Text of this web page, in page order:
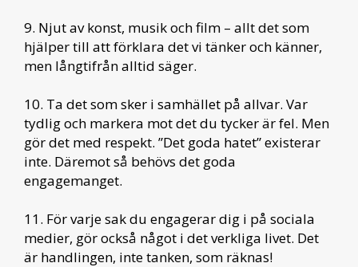
9. Njut av konst, musik och film – allt det som
hjälper till att förklara det vi tänker och känner,
men långtifrån alltid säger.
10. Ta det som sker i samhället på allvar. Var
tydlig och markera mot det du tycker är fel. Men
gör det med respekt. ”Det goda hatet” existerar
inte. Däremot så behövs det goda
engagemanget.
11. För varje sak du engagerar dig i på sociala
medier, gör också något i det verkliga livet. Det
är handlingen, inte tanken, som räknas!